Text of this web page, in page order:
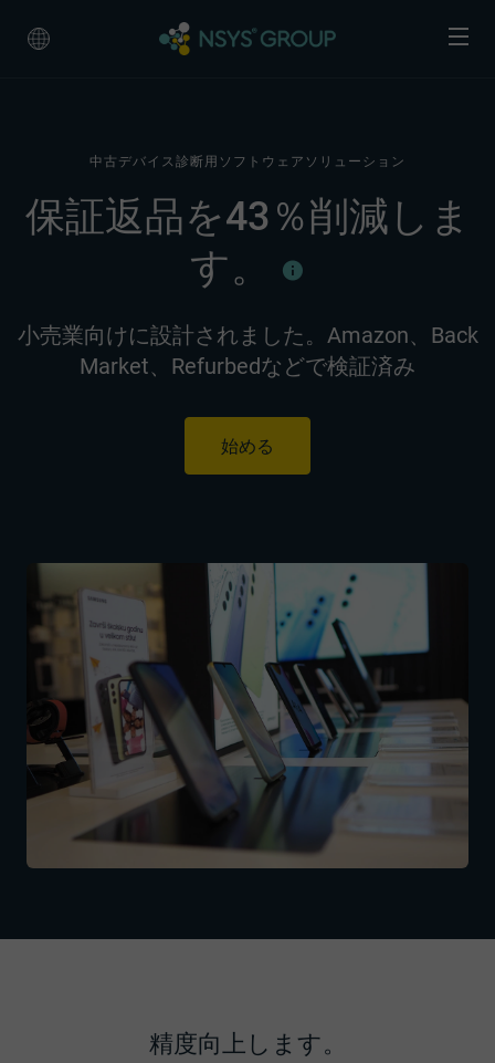
中古デバイス診断用ソフトウェアソリューション
保証返品を43％削減しま
す。
小売業向けに設計されました。Amazon、Back
Market、Refurbedなどで検証済み
始める
精度向上します。